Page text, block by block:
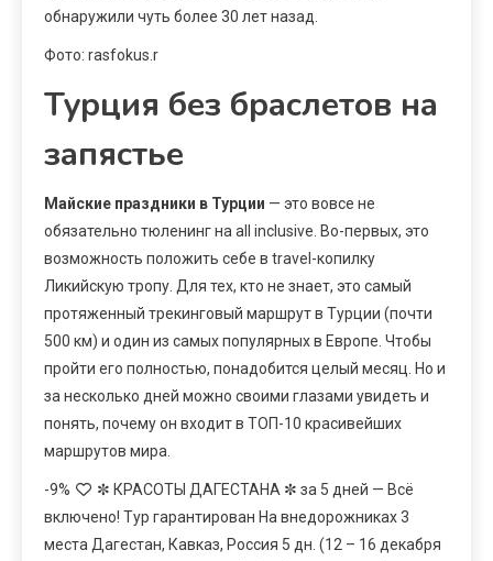
обнаружили чуть более 30 лет назад.
Фото: rasfokus.r
Турция без браслетов на
запястье
Майские праздники в Турции — это вовсе не
обязательно тюленинг на all inclusive. Во-первых, это
возможность положить себе в travel-копилку
Ликийскую тропу. Для тех, кто не знает, это самый
протяженный трекинговый маршрут в Турции (почти
500 км) и один из самых популярных в Европе. Чтобы
пройти его полностью, понадобится целый месяц. Но и
за несколько дней можно своими глазами увидеть и
понять, почему он входит в ТОП-10 красивейших
маршрутов мира.
-9%
✼ КРАСОТЫ ДАГЕСТАНА ✼ за 5 дней — Всё
включено! Тур гарантирован На внедорожниках 3
места Дагестан, Кавказ, Россия 5 дн. (12 – 16 декабря